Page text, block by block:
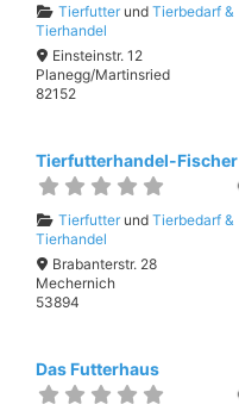
Tierfutterund Tierbedarf &
Tierhandel
Einsteinstr. 12
Planegg/Martinsried
82152
Tierfutterhandel-Fischer
Tierfutterund Tierbedarf &
Tierhandel
Brabanterstr. 28
Mechernich
53894
Das Futterhaus